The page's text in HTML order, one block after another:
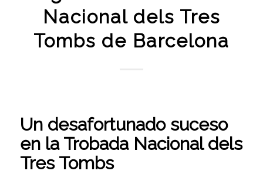
Nacional dels Tres
Tombs de Barcelona
Un desafortunado suceso
en la Trobada Nacional dels
Tres Tombs